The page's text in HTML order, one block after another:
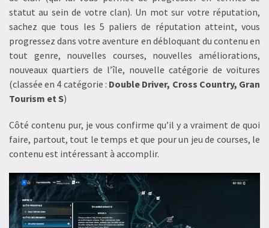
statut au sein de votre clan). Un mot sur votre réputation,
sachez que tous les 5 paliers de réputation atteint, vous
progressez dans votre aventure en débloquant du contenu en
tout genre, nouvelles courses, nouvelles améliorations,
nouveaux quartiers de l’île, nouvelle catégorie de voitures
(classée en 4 catégorie : Double Driver, Cross Country, Gran
Tourism et S)
Côté contenu pur, je vous confirme qu’il y a vraiment de quoi
faire, partout, tout le temps et que pour un jeu de courses, le
contenu est intéressant à accomplir.